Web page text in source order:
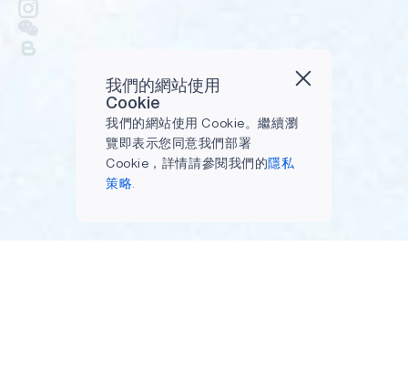
我們的網站使用
Cookie
我們的網站使用 Cookie。繼續瀏
覽即表示您同意我們部署
Cookie，詳情請參閱我們的隱私
策略.